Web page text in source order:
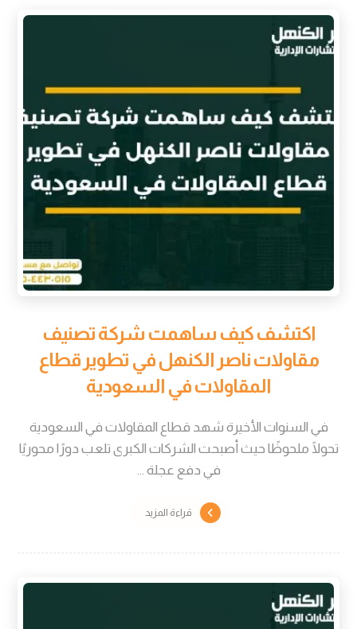
اكتشف كيف ساهمت شركة تصنيف
مقاولات ناصر الكنهل في تطوير قطاع
المقاولات في السعودية
في السنوات الأخيرة شهد قطاع المقاولات في السعودية
تحولًا ملحوظًا حيث أصبحت الشركات الكبرى تلعب دورًا محوريًا
في دفع عجلة ...
قراءة المزيد